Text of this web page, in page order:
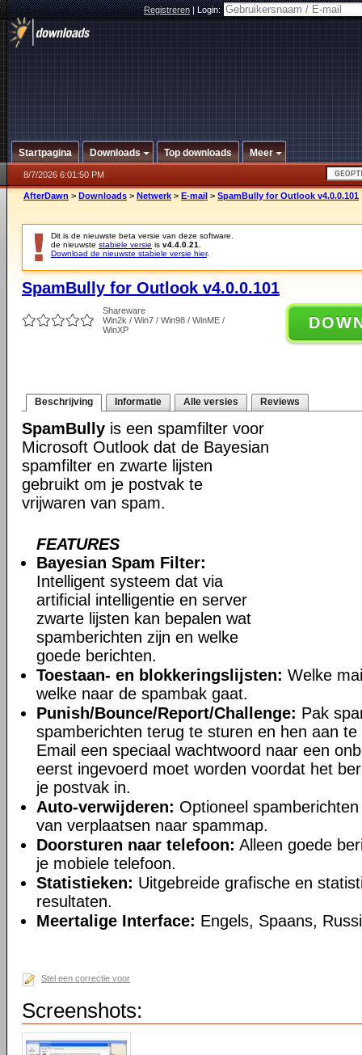
Registreren|Login:
Startpagina Downloads Top downloads Meer
8/7/2026 6:01:50 PM
AfterDawn > Downloads > Netwerk > E-mail > SpamBully for Outlook v4.0.0.101
Dit is de nieuwste beta versie van deze software.
de nieuwste stabiele versie is v4.4.0.21
Download de nieuwste stabiele versie hier.
SpamBully for Outlook v4.0.0.101
Shareware
Win2k / Win7 / Win98 / WinME /
WinXP
Beschrijving Informatie Alle versies Reviews
SpamBully is een spamfilter voor
Microsoft Outlook dat de Bayesian
spamfilter en zwarte lijsten
gebruikt om je postvak te
vrijwaren van spam.
FEATURES
Bayesian Spam Filter:
Intelligent systeem dat via
artificial intelligentie en server
zwarte lijsten kan bepalen wat
spamberichten zijn en welke
goede berichten.
Toestaan- en blokkeringslijsten: Welke
welke naar de spambak gaat.
Punish/Bounce/Report/Challenge: Pak
spamberichten terug te sturen en hen aan
Email een speciaal wachtwoord naar een
eerst ingevoerd moet worden voordat het
je postvak in.
Auto-verwijderen: Optioneel
van verplaatsen naar spammap.
Doorsturen naar telefoon: Alleen goede
je mobiele telefoon.
Statistieken: Uitgebreide grafische en
resultaten.
Meertalige Interface: Engels, Spaans,
Stel een correctie voor
Screenshots: